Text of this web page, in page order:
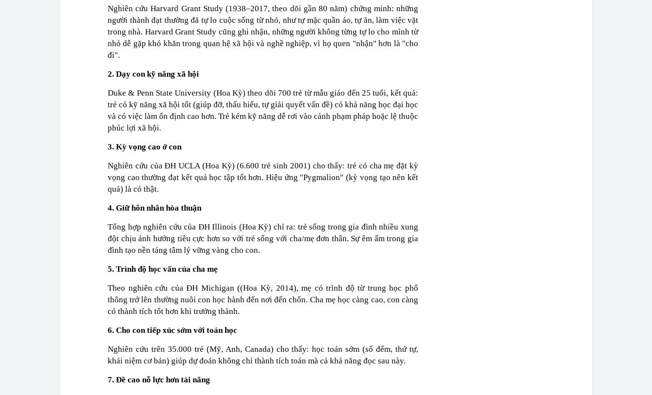
Nghiên cứu Harvard Grant Study (1938–2017, theo dõi gần 80 năm) chứng minh: những
người thành đạt thường đã tự lo cuộc sống từ nhỏ, như tự mặc quần áo, tự ăn, làm việc vặt
trong nhà. Harvard Grant Study cũng ghi nhận, những người không từng tự lo cho mình từ
nhỏ dễ gặp khó khăn trong quan hệ xã hội và nghề nghiệp, vì họ quen "nhận" hơn là "cho
đi".
2. Dạy con kỹ năng xã hội
Duke & Penn State University (Hoa Kỳ) theo dõi 700 trẻ từ mẫu giáo đến 25 tuổi, kết quả:
trẻ có kỹ năng xã hội tốt (giúp đỡ, thấu hiểu, tự giải quyết vấn đề) có khả năng học đại học
và có việc làm ổn định cao hơn. Trẻ kém kỹ năng dễ rơi vào cảnh phạm pháp hoặc lệ thuộc
phúc lợi xã hội.
3. Kỳ vọng cao ở con
Nghiên cứu của ĐH UCLA (Hoa Kỳ) (6.600 trẻ sinh 2001) cho thấy: trẻ có cha mẹ đặt kỳ
vọng cao thường đạt kết quả học tập tốt hơn. Hiệu ứng "Pygmalion" (kỳ vọng tạo nên kết
quả) là có thật.
4. Giữ hôn nhân hòa thuận
Tổng hợp nghiên cứu của ĐH Illinois (Hoa Kỳ) chỉ ra: trẻ sống trong gia đình nhiều xung
đột chịu ảnh hưởng tiêu cực hơn so với trẻ sống với cha/mẹ đơn thân. Sự êm ấm trong gia
đình tạo nền tảng tâm lý vững vàng cho con.
5. Trình độ học vấn của cha mẹ
Theo nghiên cứu của ĐH Michigan ((Hoa Kỳ, 2014), mẹ có trình độ từ trung học phổ
thông trở lên thường nuôi con học hành đến nơi đến chốn. Cha mẹ học càng cao, con càng
có thành tích tốt hơn khi trưởng thành.
6. Cho con tiếp xúc sớm với toán học
Nghiên cứu trên 35.000 trẻ (Mỹ, Anh, Canada) cho thấy: học toán sớm (số đếm, thứ tự,
khái niệm cơ bản) giúp dự đoán không chỉ thành tích toán mà cả khả năng đọc sau này.
7. Đề cao nỗ lực hơn tài năng